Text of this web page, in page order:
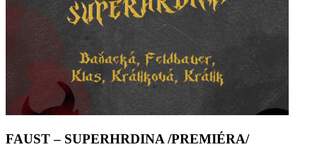
FAUST – SUPERHRDINA /PREMIÉRA/